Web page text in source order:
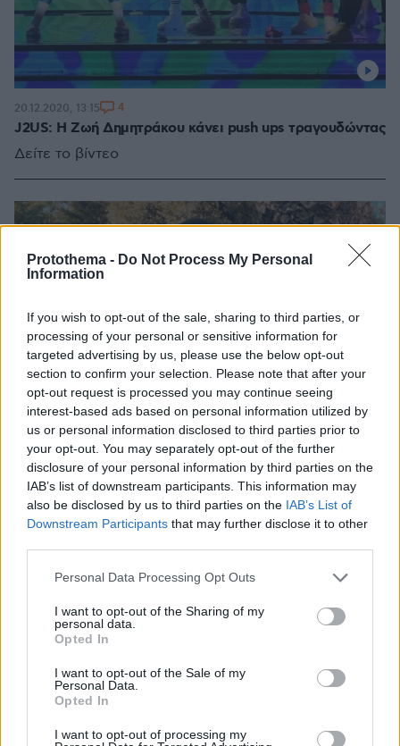
Protothema - Do Not Process My Personal
Information
If you wish to opt-out of the sale, sharing to third parties, or
processing of your personal or sensitive information for
targeted advertising by us, please use the below opt-out
section to confirm your selection. Please note that after your
opt-out request is processed you may continue seeing
interest-based ads based on personal information utilized by
us or personal information disclosed to third parties prior to
your opt-out. You may separately opt-out of the further
disclosure of your personal information by third parties on the
IAB’s list of downstream participants. This information may
also be disclosed by us to third parties on the IAB’s List of
Downstream Participants that may further disclose it to other
Please note that this website/app uses one or more Google
not limited to your visit or usage behaviour. You may click to
grant or deny consent to Google and its third-party tags to
use your data for below specified purposes in below Google
consent section.
Personal Data Processing Opt Outs
I want to opt-out of the Sharing of my
personal data.
Opted In
I want to opt-out of the Sale of my
Personal Data.
Opted In
I want to opt-out of processing my
J2US: Η Ζωή Δημητράκου κάνει push ups τραγουδώντας
Δείτε το βίντεο
20.12.2020, 13:15 4
Ζωή Δημητράκου: Έχω αρνηθεί δύο φορές πρόταση για
το Survivor
που είπε «όχι»